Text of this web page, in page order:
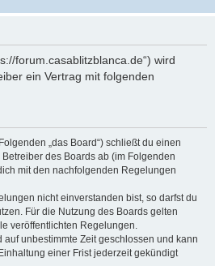
forum.casablitzblanca.de“) wird
ein Vertrag mit folgenden
„das Board“) schließt du einen
des Boards ab (im Folgenden
mit den nachfolgenden Regelungen
nicht einverstanden bist, so darfst du
Für die Nutzung des Boards gelten
veröffentlichten Regelungen.
auf unbestimmte Zeit geschlossen und kann
einer Frist jederzeit gekündigt